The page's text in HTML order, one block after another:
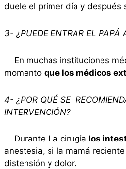
duele el primer día y después
3- ¿PUEDE ENTRAR EL PAPÁ
En muchas instituciones
momento que los médicos
4- ¿POR QUÉ SE
INTERVENCIÓN?
Durante La cirugía los
anestesia, si la mamá
distensión y dolor.